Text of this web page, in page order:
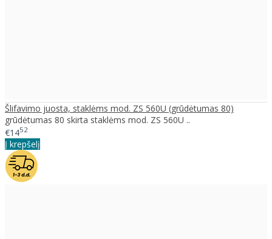
Šlifavimo juosta, staklėms mod. ZS 560U (grūdėtumas 80)
grūdėtumas 80 skirta staklėms mod. ZS 560U ..
€1452
Į krepšelį